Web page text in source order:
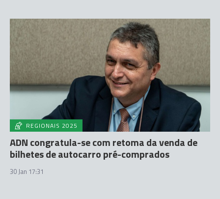
REGIONAIS 2025
ADN congratula-se com retoma da venda de
bilhetes de autocarro pré-comprados
30 Jan 17:31